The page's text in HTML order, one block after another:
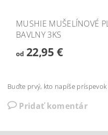
MUSHIE MUŠELÍNOVÉ
BAVLNY 3KS
od22,95 €
Buďte prvý, kto napíše
Pridať komentár